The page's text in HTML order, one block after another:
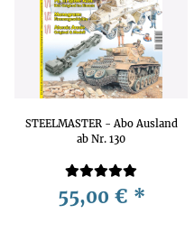
STEELMASTER - Abo Ausland
ab Nr. 130
55,00 € *